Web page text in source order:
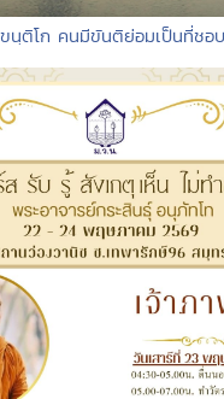
นฺติโก คนมีขันติย่อมเป็นที่ชอ